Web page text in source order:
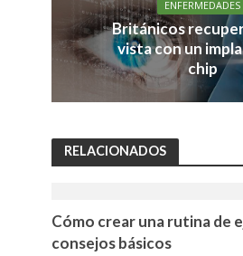
ENFERMEDADES
Británicos
vista con un
chip
RELACIONADOS
Cómo crear una rutina de
consejos básicos